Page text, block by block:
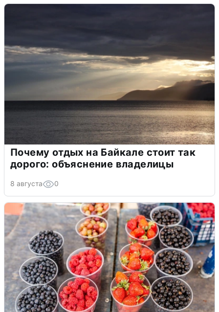
Почему отдых на Байкале стоит так
дорого: объяснение владелицы
8 августа 0